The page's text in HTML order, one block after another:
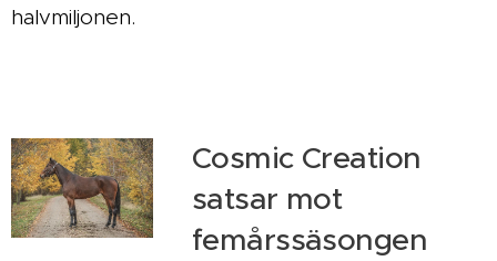
halvmiljonen.
Cosmic Creation
satsar mot
femårssäsongen